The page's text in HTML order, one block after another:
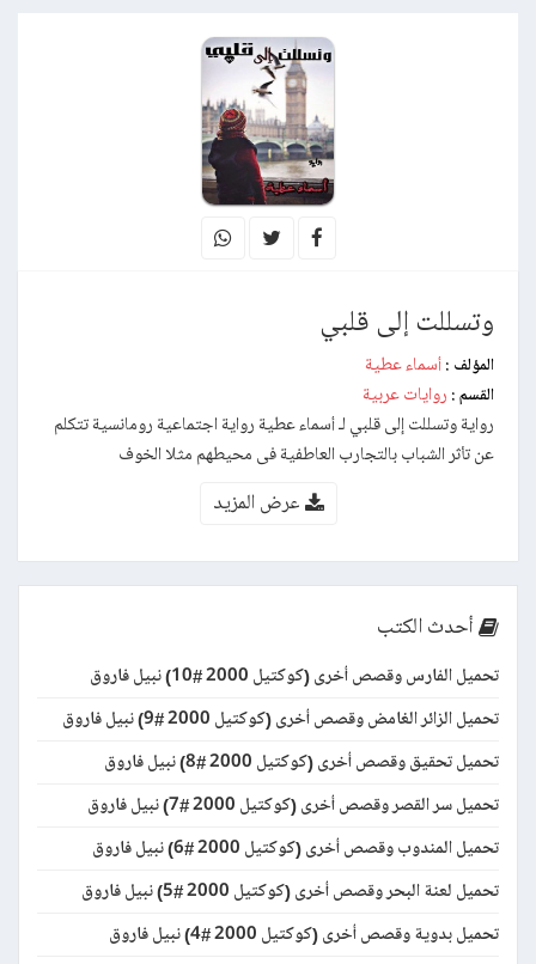
وتسللت إلى قلبي
المؤلف : أسماء عطية
القسم : روايات عربية
رواية وتسللت إلى قلبي لـ أسماء عطية رواية اجتماعية رومانسية تتكلم
عن تأثر الشباب بالتجارب العاطفية فى محيطهم مثلا الخوف
عرض المزيد
أحدث الكتب
تحميل الفارس وقصص أخرى (كوكتيل 2000 #10) نبيل فاروق
تحميل الزائر الغامض وقصص أخرى (كوكتيل 2000 #9) نبيل فاروق
تحميل تحقيق وقصص أخرى (كوكتيل 2000 #8) نبيل فاروق
تحميل سر القصر وقصص أخرى (كوكتيل 2000 #7) نبيل فاروق
تحميل المندوب وقصص أخرى (كوكتيل 2000 #6) نبيل فاروق
تحميل لعنة البحر وقصص أخرى (كوكتيل 2000 #5) نبيل فاروق
تحميل بدوية وقصص أخرى (كوكتيل 2000 #4) نبيل فاروق